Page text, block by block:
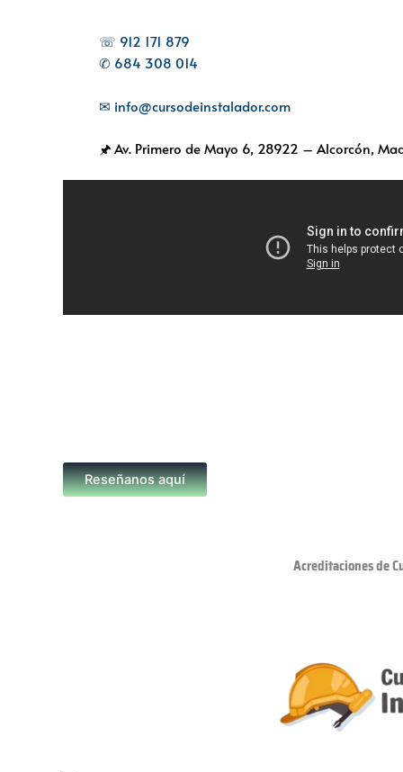
☏ 912 171 879
✆ 684 308 014
✉ info@cursodeinstalador.com
🖈 Av. Primero de Mayo 6, 28922 – Alcorcón,
Reseñanos aquí
Acreditaciones de